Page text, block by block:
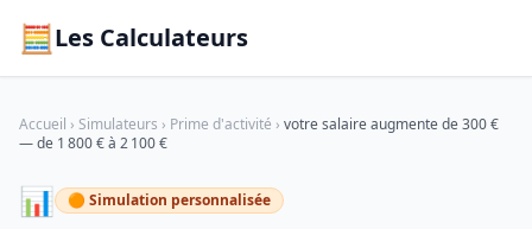
🧮Les Calculateurs
Accueil › Simulateurs › Prime d'activité › votre salaire augmente de 300 €
— de 1 800 € à 2 100 €
📊 🟠 Simulation personnalisée